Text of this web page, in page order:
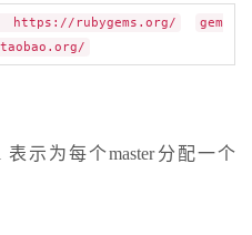
rubygems.org/
gem
示为每个master分配一个